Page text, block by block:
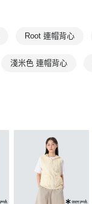
Root 連帽背心
淺米色 連帽背心